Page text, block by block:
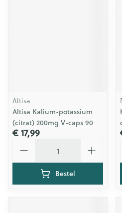
Altisa
Altisa Kalium-potassium
(citrat) 200mg V-caps 90
€ 17,99
Bestel